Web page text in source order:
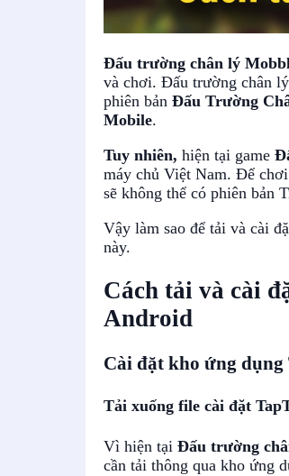
Đấu trường chân lý
và chơi. Đấu trường chân
phiên bản Đấu Trường
Mobile.
Tuy nhiên, hiện tại game
máy chủ Việt Nam. Để
sẽ không thể có phiên bản
Vậy làm sao để tải và cài
này.
Cách tải và cài
Android
Cài đặt kho ứng dụng
Tải xuống file cài đặt
Vì hiện tại Đấu trường
cần tải thông qua kho ứng